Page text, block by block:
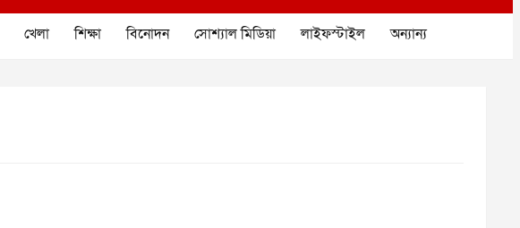
খেলা শিক্ষা বিনোদন সোশ্যাল মিডিয়া লাইফস্টাইল অন্যান্য